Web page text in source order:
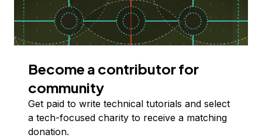
Become a contributor for
community
Get paid to write technical tutorials and select
a tech-focused charity to receive a matching
donation.